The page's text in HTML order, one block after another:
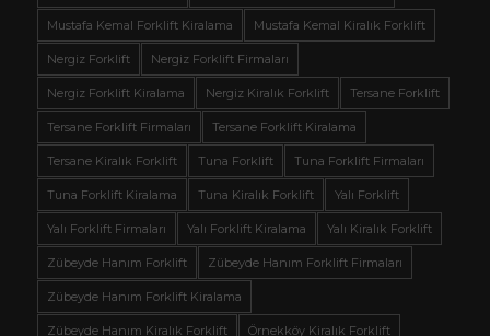
Mustafa Kemal Forklift Kiralama Mustafa Kemal Kiralık Forklift
Nergiz Forklift Nergiz Forklift Firmaları
Nergiz Forklift Kiralama Nergiz Kiralık Forklift Tersane Forklift
Tersane Forklift Firmaları Tersane Forklift Kiralama
Tersane Kiralık Forklift Tuna Forklift Tuna Forklift Firmaları
Tuna Forklift Kiralama Tuna Kiralık Forklift Yalı Forklift
Yalı Forklift Firmaları Yalı Forklift Kiralama Yalı Kiralık Forklift
Zübeyde Hanım Forklift Zübeyde Hanım Forklift Firmaları
Zübeyde Hanım Forklift Kiralama
Zübeyde Hanım Kiralık Forklift Örnekköy Kiralık Forklift